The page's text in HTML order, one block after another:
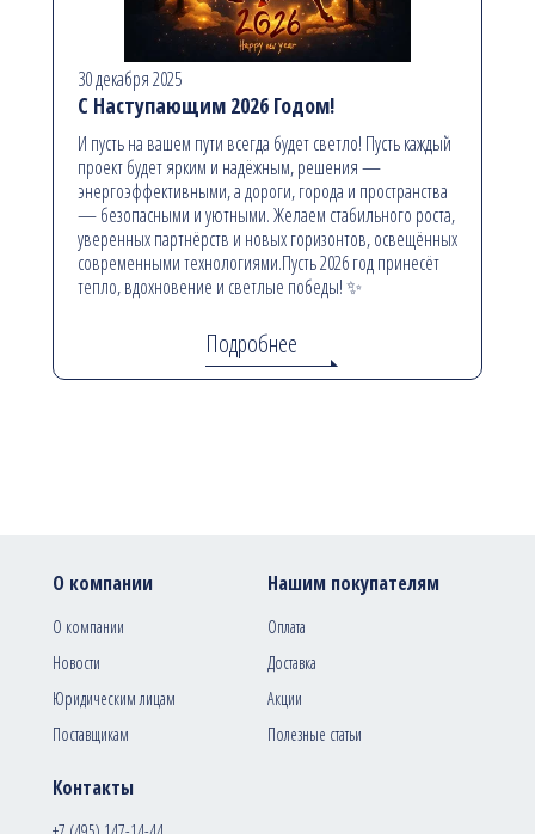
30 декабря 2025
С Наступающим 2026 Годом!
И пусть на вашем пути всегда будет светло! Пусть каждый
проект будет ярким и надёжным, решения —
энергоэффективными, а дороги, города и пространства
— безопасными и уютными. Желаем стабильного роста,
уверенных партнёрств и новых горизонтов, освещённых
современными технологиями.Пусть 2026 год принесёт
тепло, вдохновение и светлые победы! ✨
Подробнее
Контакты
О компании
О компании
Новости
Юридическим лицам
Поставщикам
Нашим покупателям
Оплата
Доставка
Акции
Полезные статьи